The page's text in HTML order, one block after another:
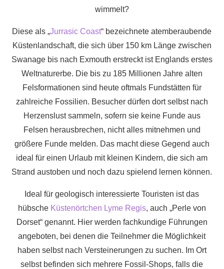
wimmelt?
Diese als „Jurrasic Coast“ bezeichnete atemberaubende
Küstenlandschaft, die sich über 150 km Länge zwischen
Swanage bis nach Exmouth erstreckt ist Englands erstes
Weltnaturerbe. Die bis zu 185 Millionen Jahre alten
Felsformationen sind heute oftmals Fundstätten für
zahlreiche Fossilien. Besucher dürfen dort selbst nach
Herzenslust sammeln, sofern sie keine Funde aus
Felsen herausbrechen, nicht alles mitnehmen und
größere Funde melden. Das macht diese Gegend auch
ideal für einen Urlaub mit kleinen Kindern, die sich am
Strand austoben und noch dazu spielend lernen können.
Ideal für geologisch interessierte Touristen ist das
hübsche Küstenörtchen Lyme Regis, auch „Perle von
Dorset“ genannt. Hier werden fachkundige Führungen
angeboten, bei denen die Teilnehmer die Möglichkeit
haben selbst nach Versteinerungen zu suchen. Im Ort
selbst befinden sich mehrere Fossil-Shops, falls die